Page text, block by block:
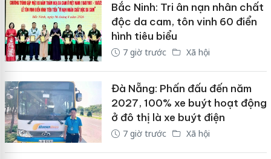
Bắc Ninh: Tri ân nạn nhân chất
độc da cam, tôn vinh 60 điển
hình tiêu biểu
7 giờ trước Xã hội
Đà Nẵng: Phấn đấu đến năm
2027, 100% xe buýt hoạt động
ở đô thị là xe buýt điện
7 giờ trước Xã hội